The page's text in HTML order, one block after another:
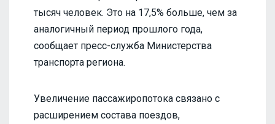
тысяч человек. Это на 17,5% больше, чем за
аналогичный период прошлого года,
сообщает пресс-служба Министерства
транспорта региона.
Увеличение пассажиропотока связано с
расширением состава поездов,